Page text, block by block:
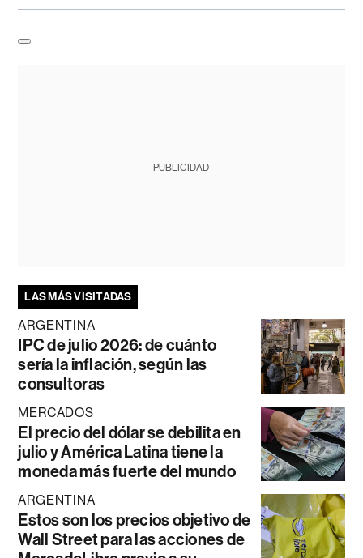
PUBLICIDAD
LAS MÁS VISITADAS
ARGENTINA
IPC de julio 2026: de cuánto
sería la inflación, según las
consultoras
MERCADOS
El precio del dólar se debilita en
julio y América Latina tiene la
moneda más fuerte del mundo
ARGENTINA
Estos son los precios objetivo de
Wall Street para las acciones de